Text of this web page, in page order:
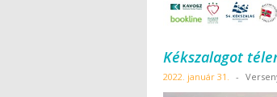
Kékszalagot
2022. január 31. -